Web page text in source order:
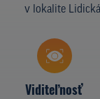
v lokalite
Viditeľnosť